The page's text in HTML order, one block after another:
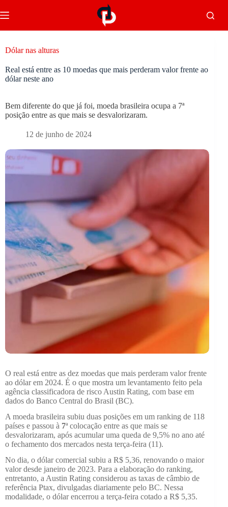
Dólar nas alturas
Real está entre as 10 moedas que mais perderam valor frente ao
dólar neste ano
Bem diferente do que já foi, moeda brasileira ocupa a 7ª
posição entre as que mais se desvalorizaram.
12 de junho de 2024
O real está entre as dez moedas que mais perderam valor frente
ao dólar em 2024. É o que mostra um levantamento feito pela
agência classificadora de risco Austin Rating, com base em
dados do Banco Central do Brasil (BC).
A moeda brasileira subiu duas posições em um ranking de 118
países e passou à 7ª colocação entre as que mais se
desvalorizaram, após acumular uma queda de 9,5% no ano até
o fechamento dos mercados nesta terça-feira (11).
No dia, o dólar comercial subiu a R$ 5,36, renovando o maior
valor desde janeiro de 2023. Para a elaboração do ranking,
entretanto, a Austin Rating considerou as taxas de câmbio de
referência Ptax, divulgadas diariamente pelo BC. Nessa
modalidade, o dólar encerrou a terça-feira cotado a R$ 5,35.